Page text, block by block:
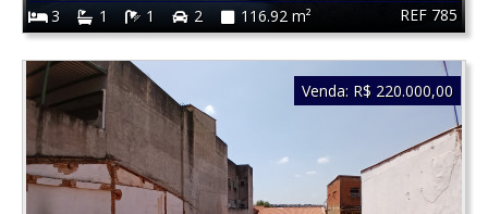
REF 785
3
1 1 2 116.92 m²
Venda: R$ 220.000,00